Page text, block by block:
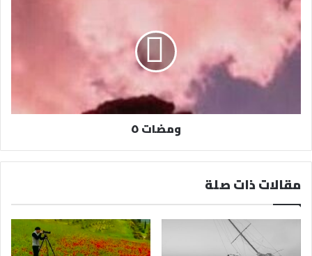
ومضات ٥
مقالات ذات صلة